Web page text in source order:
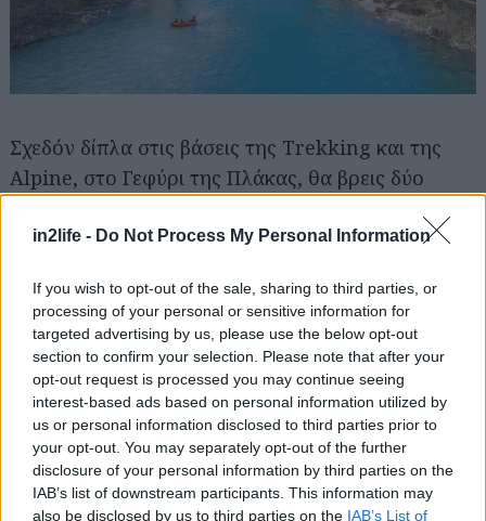
in2life - Do Not Process My Personal Information
If you wish to opt-out of the sale, sharing to third parties, or
processing of your personal or sensitive information for
targeted advertising by us, please use the below opt-out
section to confirm your selection. Please note that after your
opt-out request is processed you may continue seeing
interest-based ads based on personal information utilized by
us or personal information disclosed to third parties prior to
your opt-out. You may separately opt-out of the further
disclosure of your personal information by third parties on the
IAB’s list of downstream participants. This information may
also be disclosed by us to third parties on the IAB’s List of
Σχεδόν δίπλα στις βάσεις της Trekking και της
Alpine, στο Γεφύρι της Πλάκας, θα βρεις δύο
ομώνυμοΓεφύρι Πλάκας(από 66€ το δίκλινο) και
Περισσότερα για τις βόλτες, τα χωριά και το
φαγητό στη γύρω περιοχή εδώ -Τζουμέρκα:
Ήπειρος σε slow motion
Στον Εύηνο
Κάτι λιγότερο από 3 ώρες μακριά από την Αθήνα,